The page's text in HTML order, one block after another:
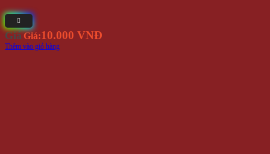
GiáGiá:10.000 VNĐ
Thêm vào giỏ hàng